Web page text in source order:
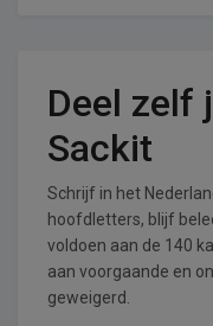
Deel zelf
Sackit
Schrijf in het
hoofdletters, blijf
voldoen aan de 140
aan voorgaande en
geweigerd.